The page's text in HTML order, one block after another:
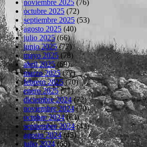
noviembre 2025 (76)
octubre 2025 (72)
septiembre 2025 (53)
agosto 2025 (40)
julio 2025(66)
junio 2025(77)
mayo 2025(78)
abril 2025(69)
marzo 2025(77)
febrero 2025(70)
enero 2025(71)
diciembre 2024(72)
noviembre 2024(70)
octubre 2024(63)
septiembre 2024(43)
agosto 2024(45)
julio 2024(66)